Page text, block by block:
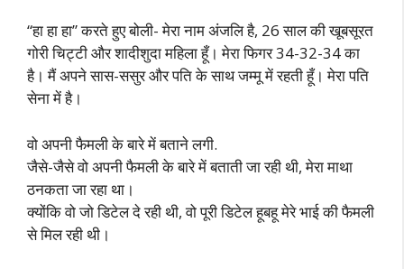
“हा हा हा” करते हुए बोली- मेरा नाम अंजलि है, 26 साल की खूबसूरत
गोरी चिट्टी और शादीशुदा महिला हूँ। मेरा फिगर 34-32-34 का
है। मैं अपने सास-ससुर और पति के साथ जम्मू में रहती हूँ। मेरा पति
सेना में है।
वो अपनी फैमली के बारे में बताने लगी.
जैसे-जैसे वो अपनी फैमली के बारे में बताती जा रही थी, मेरा माथा
ठनकता जा रहा था।
क्योंकि वो जो डिटेल दे रही थी, वो पूरी डिटेल हूबहू मेरे भाई की फैमली
से मिल रही थी।